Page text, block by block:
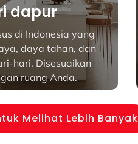
Pakaian
pakaian pintar dari Jakarta,
untuk keanggunan dan
efisien di rumah modern.
Melihat Lebih Banyak